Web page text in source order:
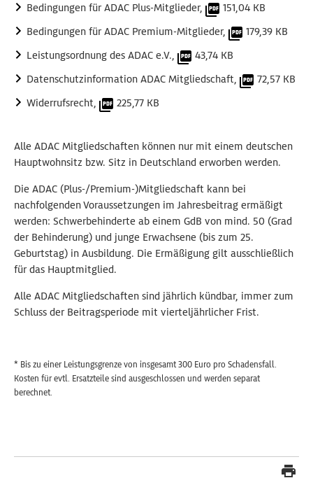
Bedingungen für ADAC Plus-Mitglieder,
151,04 KB
Bedingungen für ADAC Premium-Mitglieder,
179,39 KB
Leistungsordnung des ADAC e.V.,
43,74 KB
Datenschutzinformation ADAC Mitgliedschaft,
72,57 KB
Widerrufsrecht,
225,77 KB
Alle ADAC Mitgliedschaften können nur mit einem deutschen
Hauptwohnsitz bzw. Sitz in Deutschland erworben werden.
Die ADAC (Plus-/Premium-)Mitgliedschaft kann bei
nachfolgenden Voraussetzungen im Jahresbeitrag ermäßigt
werden: Schwerbehinderte ab einem GdB von mind. 50 (Grad
der Behinderung) und junge Erwachsene (bis zum 25.
Geburtstag) in Ausbildung. Die Ermäßigung gilt ausschließlich
für das Hauptmitglied.
Alle ADAC Mitgliedschaften sind jährlich kündbar, immer zum
Schluss der Beitragsperiode mit vierteljährlicher Frist.
* Bis zu einer Leistungsgrenze von insgesamt 300 Euro pro Schadensfall.
Kosten für evtl. Ersatzteile sind ausgeschlossen und werden separat
berechnet.